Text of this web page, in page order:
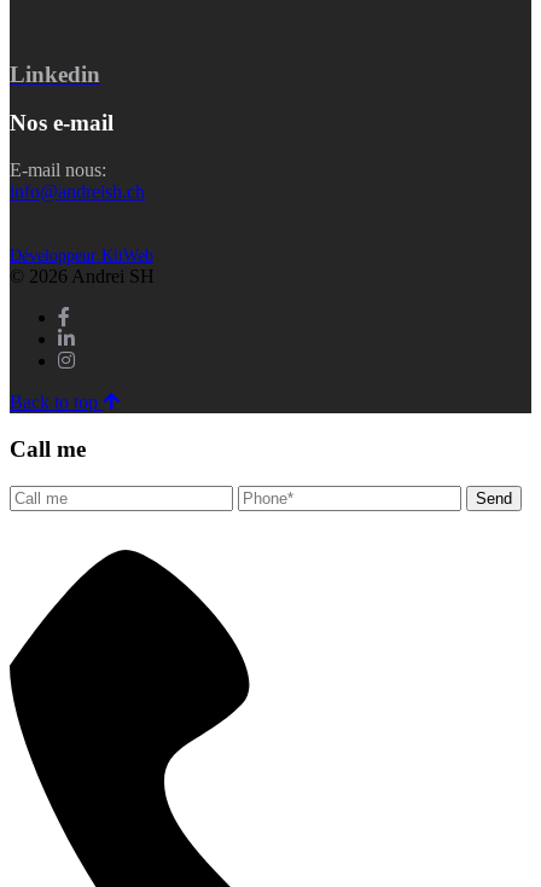
Linkedin
Nos e-mail
E-mail nous:
info@andreish.ch
Développeur KitWeb
© 2026 Andrei SH
Back to top
Call me
Send